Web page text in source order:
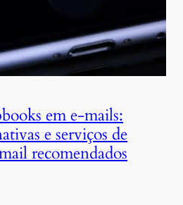
em e-mails:
e serviços de
recomendados